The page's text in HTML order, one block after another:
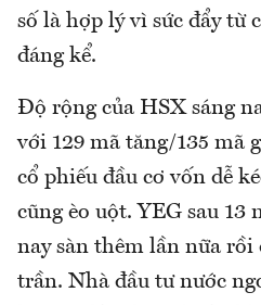
số là hợp lý vì sức đẩy từ
đáng kể.
Độ rộng của HSX sáng
với 129 mã tăng/135 mã
cổ phiếu đầu cơ vốn dễ
cũng èo uột. YEG sau 13
nay sàn thêm lần nữa rồi
trần. Nhà đầu tư nước